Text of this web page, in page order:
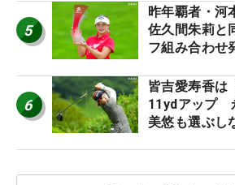
ロたちの“飛
5
昨年覇者・河
佐久間朱莉
フ組み合わせ
6
皆吉愛寿香は
11ydアップ
美悠も選ぶし